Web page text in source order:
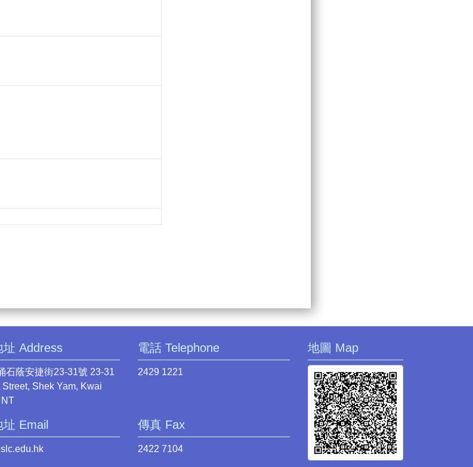
址 Address
石蔭安捷街23-31號 23-31
Shek Yam, Kwai
電話 Telephone
2429 1221
Email 傳真 Fax
2422 7104
地圖 Map